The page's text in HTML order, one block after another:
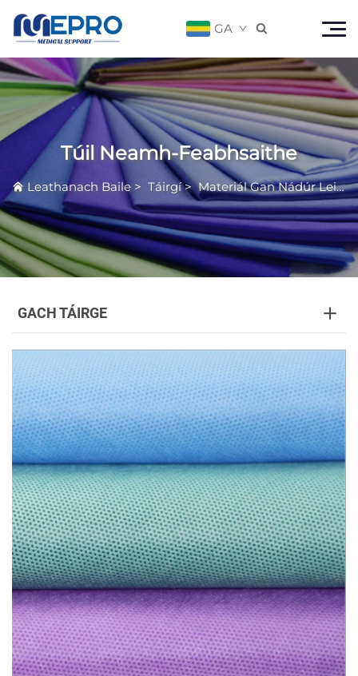
GA 
Túil Neamh-Feabhsaithe
Leathanach Baile > Táirgí>Materiál Gan Nádúr Leibhéal Míochranaigh
GACH TÁIRGE